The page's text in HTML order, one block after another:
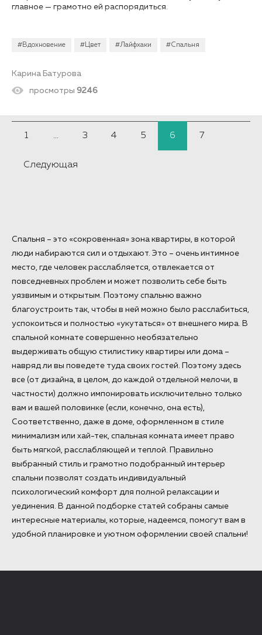
#Вдохновение #Цвет #Лайфхаки #Спальня
главное — грамотно ей распорядиться.
Карина Батурова
просмотры 9246
1 ... 3 4 5 6 7
Следующая
Спальня – это «сокровенная» зона квартиры, в которой
люди набираются сил и отдыхают. Это – очень интимное
место, где человек расслабляется, отвлекается от
повседневных проблем и может позволить себе быть
уязвимым и открытым. Поэтому спальню важно
благоустроить так, чтобы в ней можно было расслабиться,
успокоиться и полностью «укутаться» от внешнего мира. В
спальной комнате совершенно необязательно
выдерживать общую стилистику квартиры или дома –
навряд ли вы поведете туда своих гостей. Поэтому здесь
все (от дизайна, в целом, до каждой отдельной мелочи, в
частности) должно импонировать исключительно только
вам и вашей половинке (если, конечно, она есть),
Соответственно, даже в доме, оформленном в стиле
минимализм или хай-тек, спальная комната имеет право
быть мягкой, расслабляющей и теплой. Правильно
выбранный стиль и грамотно подобранный интерьер
спальни позволят создать индивидуальный
психологический комфорт для полной релаксации и
уединения. В данной подборке статей собраны самые
интересные материалы, которые, надеемся, помогут вам в
удобной планировке и уютном оформлении своей спальни!